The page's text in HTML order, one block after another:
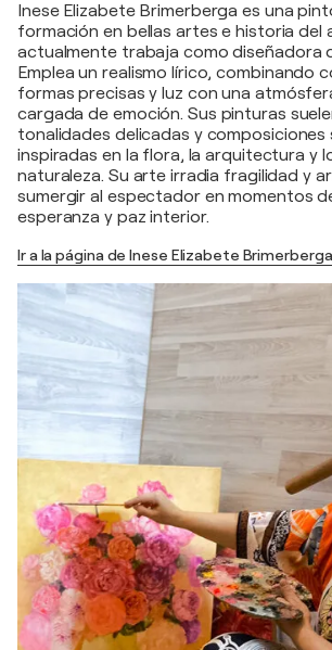
Inese Elizabete Brimerberga es una
formación en bellas artes e historia del
actualmente trabaja como diseñadora
Emplea un realismo lírico, combinando
formas precisas y luz con una
cargada de emoción. Sus pinturas
tonalidades delicadas y composiciones
inspiradas en la flora, la arquitectura y
naturaleza. Su arte irradia fragilidad y
sumergir al espectador en momentos
esperanza y paz interior.
Ir a la página de Inese Elizabete Brimerberga